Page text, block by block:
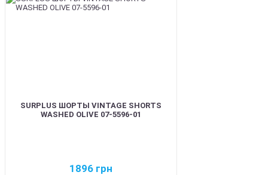
SURPLUS ШОРТЫ VINTAGE SHORTS
WASHED OLIVE 07-5596-01
1896 грн